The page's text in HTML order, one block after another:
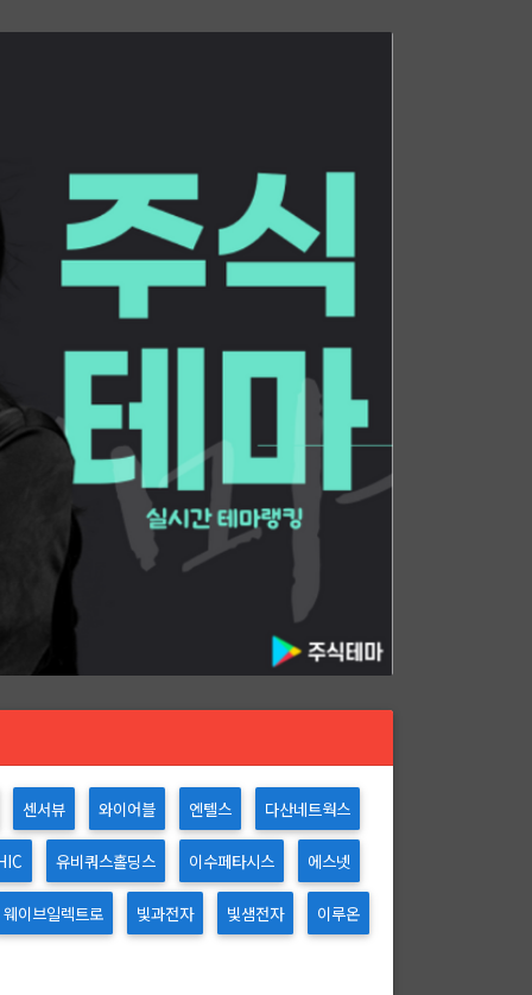
센서뷰 와이어블 엔텔스 다산네트웍스
유비쿼스홀딩스 이수페타시스 에스넷
웨이브일렉트로 빛과전자 빛샘전자 이루온